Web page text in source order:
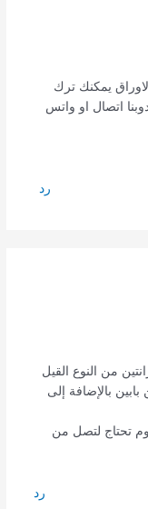
يمكنك ترك
اتصال او واتس
رد
ومعها خزانتين من النوع القيل
بالإضافة إلى
تحتاج لتصل من
رد